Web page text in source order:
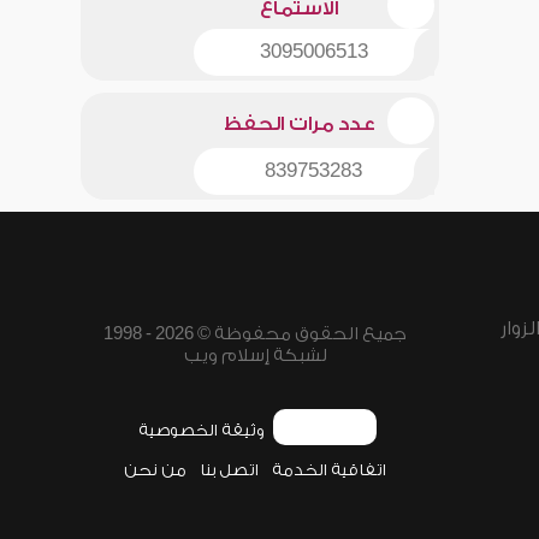
الاستماع
3095006513
عدد مرات الحفظ
839753283
جميع الحقوق محفوظة © 2026 - 1998
لشبكة إسلام ويب
وثيقة الخصوصية
اتفاقية الخدمة اتصل بنا من نحن